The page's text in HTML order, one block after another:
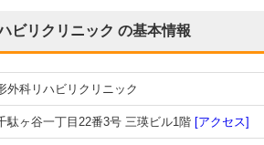
ビリクリニック の基本情報
外科リハビリクリニック
駄ヶ谷一丁目22番3号 三瑛ビル1階 [アクセス]